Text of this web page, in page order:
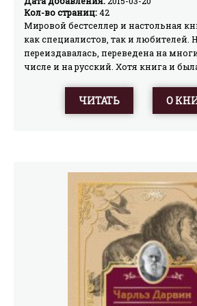
Кол-во страниц:42
Мировой бестселлер и настольная
как специалистов, так и любителей.
переиздавалась, переведена на
числе и на русский. Хотя книга и
одном дыхании. Издание «Теней в
времени было революцией в области
информативная энциклопедия по
несколько чрезвычайно важных
достоверность, удачный подбор
легкость изложения, придающую
ЧИТАТЬ О